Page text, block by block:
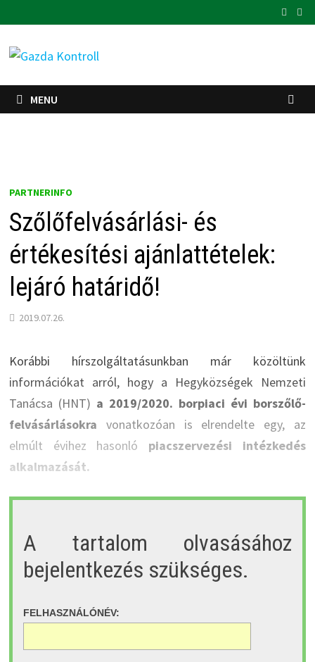
to
content
MENU
PARTNERINFO
Szőlőfelvásárlási- és
értékesítési ajánlattételek:
lejáró határidő!
2019.07.26.
Korábbi hírszolgáltatásunkban már közöltünk
információkat arról, hogy a Hegyközségek Nemzeti
Tanácsa (HNT) a 2019/2020. borpiaci évi borszőlő-
felvásárlásokra vonatkozóan is elrendelte egy, az
elmúlt évihez hasonló piacszervezési intézkedés
alkalmazását.
A tartalom olvasásához
bejelentkezés szükséges.
FELHASZNÁLÓNÉV: